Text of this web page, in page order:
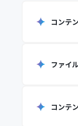
コンテ
ファイ
コンテ